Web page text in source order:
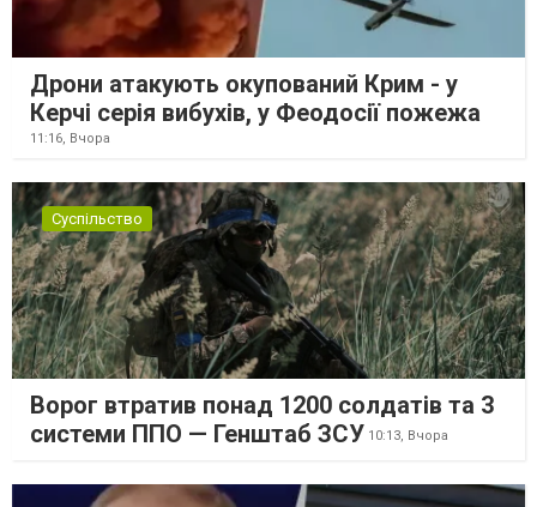
Дрони атакують окупований Крим - у
Керчі серія вибухів, у Феодосії пожежа
11:16, Вчора
Суспільство
Ворог втратив понад 1200 солдатів та 3
системи ППО — Генштаб ЗСУ 10:13, Вчора